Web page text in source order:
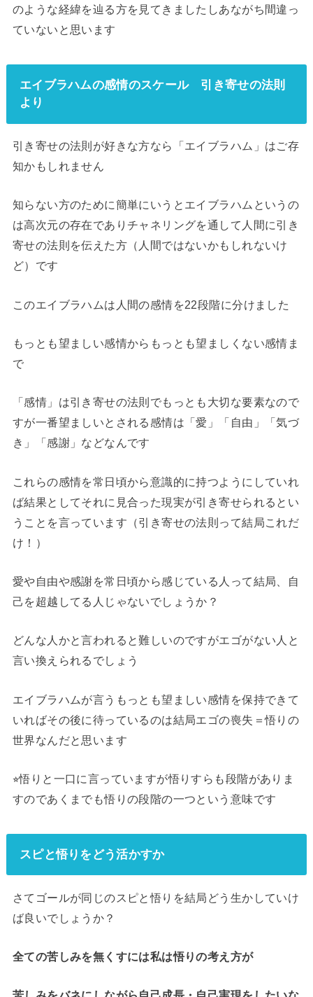
のような経緯を辿る方を見てきましたしあながち間違っ
ていないと思います
エイブラハムの感情のスケール 引き寄せの法則
より
引き寄せの法則が好きな方なら「エイブラハム」はご存
知かもしれません
知らない方のために簡単にいうとエイブラハムというの
は高次元の存在でありチャネリングを通して人間に引き
寄せの法則を伝えた方（人間ではないかもしれないけ
ど）です
このエイブラハムは人間の感情を22段階に分けました
もっとも望ましい感情からもっとも望ましくない感情ま
で
「感情」は引き寄せの法則でもっとも大切な要素なので
すが一番望ましいとされる感情は「愛」「自由」「気づ
き」「感謝」などなんです
これらの感情を常日頃から意識的に持つようにしていれ
ば結果としてそれに見合った現実が引き寄せられるとい
うことを言っています（引き寄せの法則って結局これだ
け！）
愛や自由や感謝を常日頃から感じている人って結局、自
己を超越してる人じゃないでしょうか？
どんな人かと言われると難しいのですがエゴがない人と
言い換えられるでしょう
エイブラハムが言うもっとも望ましい感情を保持できて
いればその後に待っているのは結局エゴの喪失＝悟りの
世界なんだと思います
⭐︎悟りと一口に言っていますが悟りすらも段階がありま
すのであくまでも悟りの段階の一つという意味です
スピと悟りをどう活かすか
さてゴールが同じのスピと悟りを結局どう生かしていけ
ば良いでしょうか？
全ての苦しみを無くすには私は悟りの考え方が